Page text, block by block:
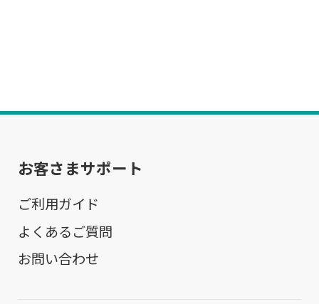
お客さまサポート
ご利用ガイド
よくあるご質問
お問い合わせ